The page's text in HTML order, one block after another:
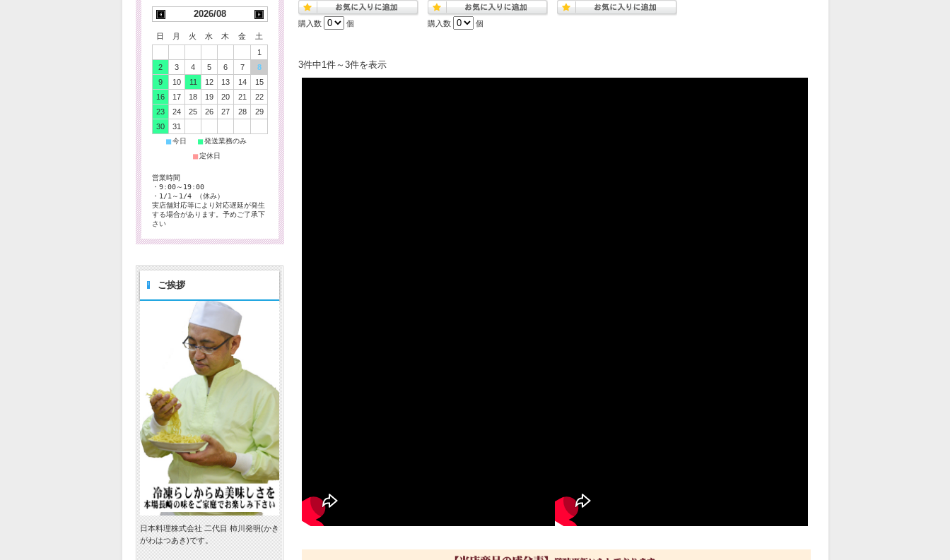
購入数 個 購入数 個
3件中1件～3件を表示
2026/08
日 月 火 水 木 金
土
1
2
3 4 5 6 7
8
9
10 11 12 13 14
15
16
17 18 19 20 21
22
23
24 25 26 27 28
29
30
31
■今日 ■発送業務のみ
■ 定休日
営業時間
・9:00～19:00
・1/1～1/4 （休み）
実店舗対応等により対応遅延が発生
する場合があります。予めご了承下
さい
ご挨拶
日本料理株式会社 二代目 柿川発明(かき
がわはつあき)です。